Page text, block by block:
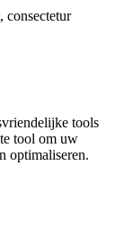
consectetur
tools
tool om uw
optimaliseren.